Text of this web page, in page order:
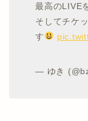
最高のLIVE
そしてチケ
す
— ゆき